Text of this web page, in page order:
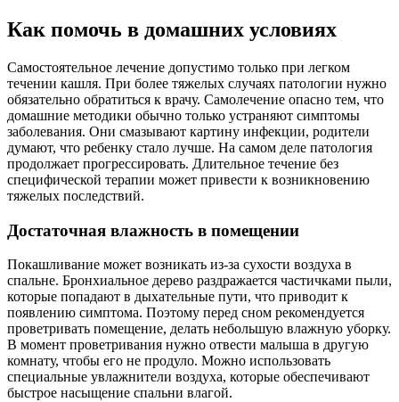
Как помочь в домашних условиях
Самостоятельное лечение допустимо только при легком
течении кашля. При более тяжелых случаях патологии нужно
обязательно обратиться к врачу. Самолечение опасно тем, что
домашние методики обычно только устраняют симптомы
заболевания. Они смазывают картину инфекции, родители
думают, что ребенку стало лучше. На самом деле патология
продолжает прогрессировать. Длительное течение без
специфической терапии может привести к возникновению
тяжелых последствий.
Достаточная влажность в помещении
Покашливание может возникать из-за сухости воздуха в
спальне. Бронхиальное дерево раздражается частичками пыли,
которые попадают в дыхательные пути, что приводит к
появлению симптома. Поэтому перед сном рекомендуется
проветривать помещение, делать небольшую влажную уборку.
В момент проветривания нужно отвести малыша в другую
комнату, чтобы его не продуло. Можно использовать
специальные увлажнители воздуха, которые обеспечивают
быстрое насыщение спальни влагой.